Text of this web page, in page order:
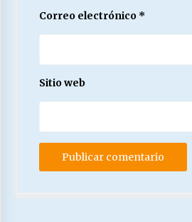
Correo electrónico *
Sitio web